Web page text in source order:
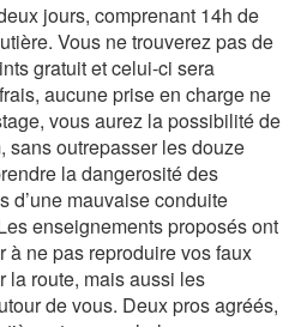
jours, comprenant 14h de
Vous ne trouverez pas de
gratuit et celui-ci sera
aucune prise en charge ne
vous aurez la possibilité de
sans outrepasser les douze
la dangerosité des
d’une mauvaise conduite
enseignements proposés ont
à ne pas reproduire vos faux
la route, mais aussi les
de vous. Deux pros agréés,